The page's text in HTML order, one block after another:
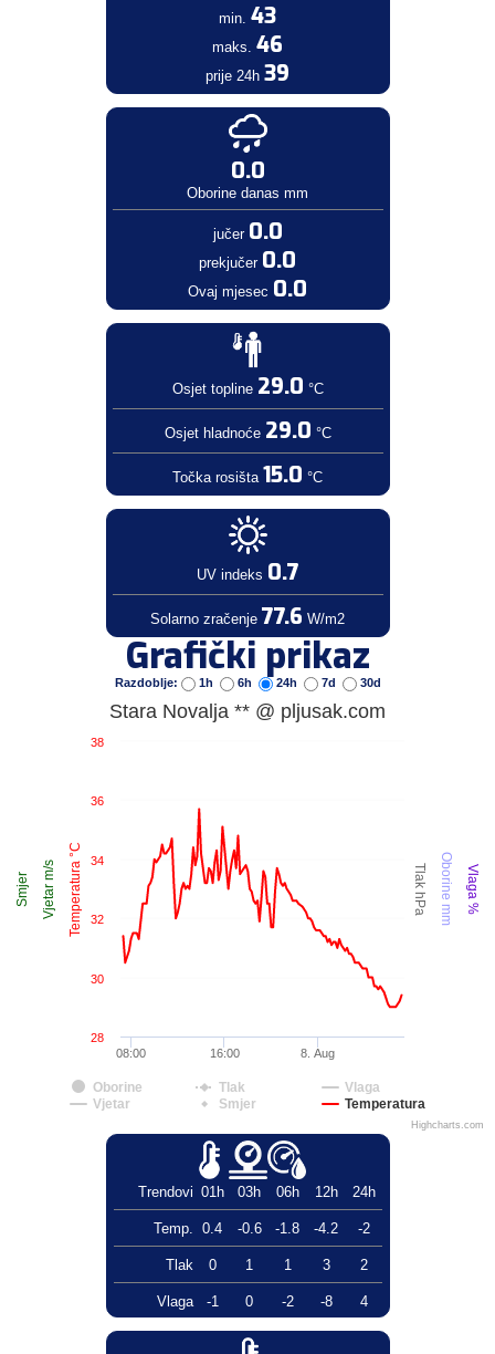
min. 43
maks. 46
prije 24h 39
0.0
Oborine danas mm
jučer 0.0
prekjučer 0.0
Ovaj mjesec 0.0
Osjet topline 29.0 °C
Osjet hladnoće 29.0 °C
Točka rosišta 15.0 °C
UV indeks 0.7
Solarno zračenje 77.6 W/m2
Grafički prikaz
Razdoblje: 1h 6h 24h 7d 30d
Temperatura °C
Vjetar m/s Tlak hPa Oborine mm Vlaga %
Smjer
Stara Novalja ** @ pljusak.com
Oborine Tlak
Vlaga
Vjetar
Smjer Temperatura
8. Aug
08:00 16:00
28
30
32
34
36
38
Highcharts.com
Trendovi 01h 03h 06h 12h 24h
Temp. 0.4 -0.6 -1.8 -4.2 -2
Tlak 0 1 1 3 2
Vlaga -1 0 -2 -8 4